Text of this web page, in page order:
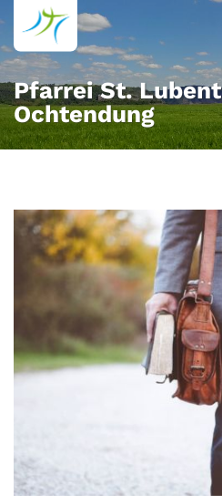
Zum Inhalt springen
Pfarrei St.
Ochtendung